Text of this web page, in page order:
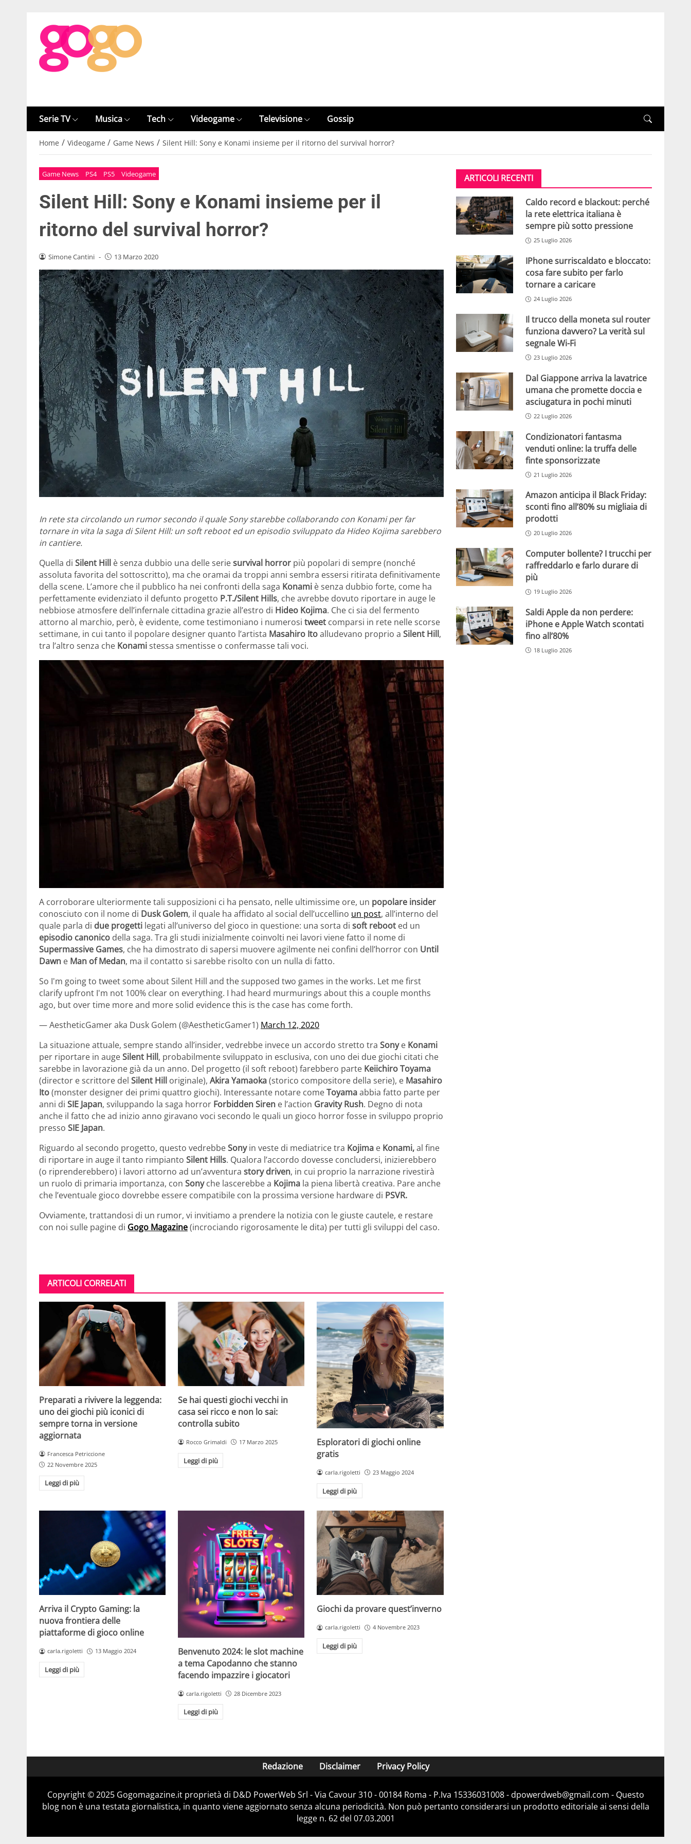
Serie TV Musica Tech Videogame Televisione Gossip
Home / Videogame / Game News / Silent Hill: Sony e Konami insieme per il ritorno del survival horror?
Game News PS4 PS5 Videogame
Silent Hill: Sony e Konami insieme per il
ritorno del survival horror?
Simone Cantini - 13 Marzo 2020
In rete sta circolando un rumor secondo il quale Sony starebbe collaborando con Konami per far
tornare in vita la saga di Silent Hill: un soft reboot ed un episodio sviluppato da Hideo Kojima sarebbero
in cantiere.
Quella di Silent Hill è senza dubbio una delle seriesurvival horror più popolari di sempre (nonché
assoluta favorita del sottoscritto), ma che oramai da troppi anni sembra essersi ritirata definitivamente
della scene. L’amore che il pubblico ha nei confronti della saga Konami è senza dubbio forte, come ha
perfettamente evidenziato il defunto progetto P.T./Silent Hills, che avrebbe dovuto riportare in auge le
nebbiose atmosfere dell’infernale cittadina grazie all’estro di Hideo Kojima. Che ci sia del fermento
attorno al marchio, però, è evidente, come testimoniano i numerosi tweet comparsi in rete nelle scorse
settimane, in cui tanto il popolare designer quanto l’artista Masahiro Itoalludevano proprio a Silent Hill,
tra l’altro senza che Konamistessa smentisse o confermasse tali voci.
A corroborare ulteriormente tali supposizioni ci ha pensato, nelle ultimissime ore, un popolare insider
conosciuto con il nome di Dusk Golem, il quale ha affidato al social dell’uccellino un post, all’interno del
quale parla di due progetti legati all’universo del gioco in questione: una sorta di soft reboot ed un
episodio canonico della saga. Tra gli studi inizialmente coinvolti nei lavori viene fatto il nome di
Supermassive Games, che ha dimostrato di sapersi muovere agilmente nei confini dell’horror con Until
Dawn e Man of Medan, ma il contatto si sarebbe risolto con un nulla di fatto.
So I'm going to tweet some about Silent Hill and the supposed two games in the works. Let me first
clarify upfront I'm not 100% clear on everything. I had heard murmurings about this a couple months
ago, but over time more and more solid evidence this is the case has come forth.
— AestheticGamer aka Dusk Golem (@AestheticGamer1) March 12, 2020
La situazione attuale, sempre stando all’insider, vedrebbe invece un accordo stretto tra Sonye Konami
per riportare in augeSilent Hill, probabilmente sviluppato in esclusiva, con uno dei due giochi citati che
sarebbe in lavorazione già da un anno. Del progetto (il soft reboot) farebbero parte Keiichiro Toyama
(director e scrittore del Silent Hill originale), Akira Yamaoka(storico compositore della serie), e Masahiro
Ito(monster designer dei primi quattro giochi). Interessante notare comeToyamaabbia fatto parte per
anni di SIE Japan, sviluppando la saga horror Forbidden Siren e l’action Gravity Rush. Degno di nota
anche il fatto che ad inizio anno giravano voci secondo le quali un gioco horror fosse in sviluppo proprio
presso SIE Japan.
Riguardo al secondo progetto, questo vedrebbeSonyin veste di mediatrice tra Kojima e Konami,al fine
di riportare in auge il tanto rimpianto Silent Hills. Qualora l’accordo dovesse concludersi, inizierebbero
(o riprenderebbero) i lavori attorno ad un’avventura story driven, in cui proprio la narrazione rivestirà
un ruolo di primaria importanza, con Sonyche lascerebbe a Kojima la piena libertà creativa. Pare anche
che l’eventuale gioco dovrebbe essere compatibile con la prossima versione hardware di PSVR.
Ovviamente, trattandosi di un rumor, vi invitiamo a prendere la notizia con le giuste cautele, e restare
con noi sulle pagine di Gogo Magazine(incrociando rigorosamente le dita) per tutti gli sviluppi del caso.
ARTICOLI CORRELATI
Preparati a rivivere la leggenda:
uno dei giochi più iconici di
sempre torna in versione
aggiornata
Francesca Petriccione
22 Novembre 2025
Leggi di più
Se hai questi giochi vecchi in
casa sei ricco e non lo sai:
controlla subito
Rocco Grimaldi 17 Marzo 2025
Leggi di più
Esploratori di giochi online
gratis
carla.rigoletti 23 Maggio 2024
Leggi di più
Arriva il Crypto Gaming: la
nuova frontiera delle
piattaforme di gioco online
carla.rigoletti 13 Maggio 2024
Leggi di più
Benvenuto 2024: le slot machine
a tema Capodanno che stanno
facendo impazzire i giocatori
carla.rigoletti 28 Dicembre 2023
Leggi di più
Giochi da provare quest’inverno
carla.rigoletti 4 Novembre 2023
Leggi di più
ARTICOLI RECENTI
Caldo record e blackout: perché
la rete elettrica italiana è
sempre più sotto pressione
25 Luglio 2026
IPhone surriscaldato e bloccato:
cosa fare subito per farlo
tornare a caricare
24 Luglio 2026
Il trucco della moneta sul router
funziona davvero? La verità sul
segnale Wi-Fi
23 Luglio 2026
Dal Giappone arriva la lavatrice
umana che promette doccia e
asciugatura in pochi minuti
22 Luglio 2026
Condizionatori fantasma
venduti online: la truffa delle
finte sponsorizzate
21 Luglio 2026
Amazon anticipa il Black Friday:
sconti fino all’80% su migliaia di
prodotti
20 Luglio 2026
Computer bollente? I trucchi per
raffreddarlo e farlo durare di
più
19 Luglio 2026
Saldi Apple da non perdere:
iPhone e Apple Watch scontati
fino all’80%
18 Luglio 2026
Redazione Disclaimer Privacy Policy
Copyright © 2025 Gogomagazine.it proprietà di D&D PowerWeb Srl - Via Cavour 310 - 00184 Roma - P.Iva 15336031008 - dpowerdweb@gmail.com - Questo
blog non è una testata giornalistica, in quanto viene aggiornato senza alcuna periodicità. Non può pertanto considerarsi un prodotto editoriale ai sensi della
legge n. 62 del 07.03.2001